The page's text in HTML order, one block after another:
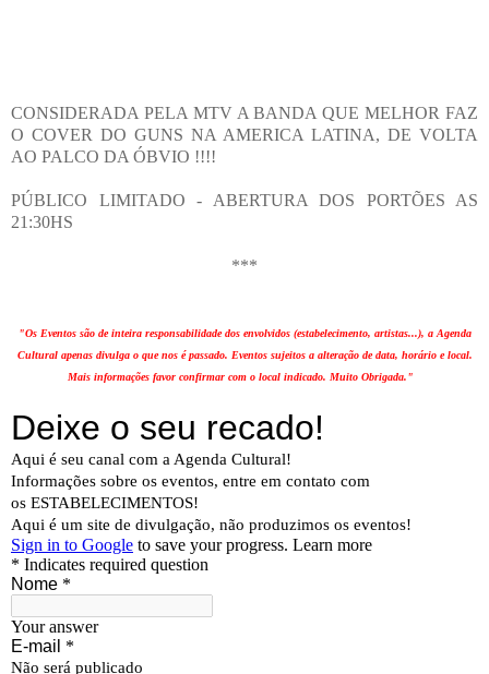
CONSIDERADA PELA MTV A BANDA QUE MELHOR FAZ
O COVER DO GUNS NA AMERICA LATINA, DE VOLTA
AO PALCO DA ÓBVIO !!!!
PÚBLICO LIMITADO - ABERTURA DOS PORTÕES AS
21:30HS
***
"Os Eventos são de inteira responsabilidade dos envolvidos (estabelecimento, artistas...), a Agenda
Cultural apenas divulga o que nos é passado. Eventos sujeitos a alteração de data, horário e local.
Mais informações favor confirmar com o local indicado. Muito Obrigada."